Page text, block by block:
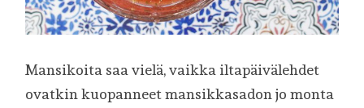
Mansikoita saa vielä, vaikka iltapäivälehdet
ovatkin kuopanneet mansikkasadon jo monta